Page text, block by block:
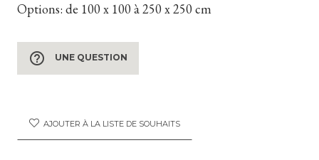
Options: de 100 x 100 à 250 x 250 cm
help_outline UNE QUESTION
AJOUTER À LA LISTE DE SOUHAITS